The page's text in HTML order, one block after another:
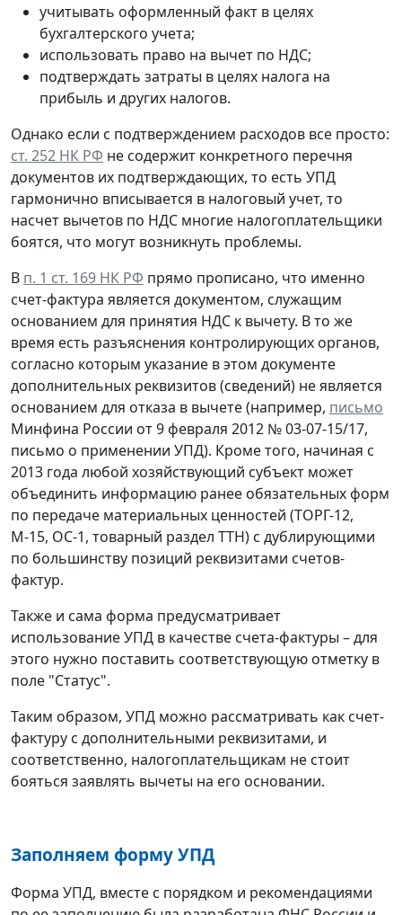
учитывать оформленный факт в целях
бухгалтерского учета;
использовать право на вычет по НДС;
подтверждать затраты в целях налога на
прибыль и других налогов.
Однако если с подтверждением расходов все просто:
ст. 252 НК РФ не содержит конкретного перечня
документов их подтверждающих, то есть УПД
гармонично вписывается в налоговый учет, то
насчет вычетов по НДС многие налогоплательщики
боятся, что могут возникнуть проблемы.
В п. 1 ст. 169 НК РФ прямо прописано, что именно
счет-фактура является документом, служащим
основанием для принятия НДС к вычету. В то же
время есть разъяснения контролирующих органов,
согласно которым указание в этом документе
дополнительных реквизитов (сведений) не является
основанием для отказа в вычете (например, письмо
Минфина России от 9 февраля 2012 № 03-07-15/17,
письмо о применении УПД). Кроме того, начиная с
2013 года любой хозяйствующий субъект может
объединить информацию ранее обязательных форм
по передаче материальных ценностей (ТОРГ-12,
М-15, ОС-1, товарный раздел ТТН) с дублирующими
по большинству позиций реквизитами счетов-
фактур.
Также и сама форма предусматривает
использование УПД в качестве счета-фактуры – для
этого нужно поставить соответствующую отметку в
поле "Статус".
Таким образом, УПД можно рассматривать как счет-
фактуру с дополнительными реквизитами, и
соответственно, налогоплательщикам не стоит
бояться заявлять вычеты на его основании.
Заполняем форму УПД
Форма УПД, вместе с порядком и рекомендациями